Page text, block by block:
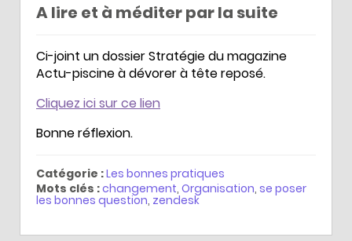
A lire et à méditer par la suite
Ci-joint un dossier Stratégie du magazine
Actu-piscine à dévorer à tête reposé.
Cliquez ici sur ce lien
Bonne réflexion.
Catégorie :Les bonnes pratiques
Mots clés :changement, Organisation, se poser
les bonnes question, zendesk